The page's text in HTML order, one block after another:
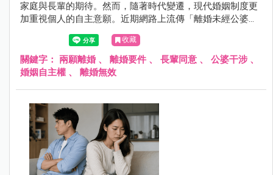
家庭與長輩的期待。然而，隨著時代變遷，現代婚姻制度更
加重視個人的自主意願。近期網路上流傳「離婚未經公婆同
意，因此離婚無效」的討論，引發許多人關注與爭議。究竟
婚姻的成立與結束，是否真的需要經過父母或長輩同意？從
法律角度來看，婚姻關係又是如何規範呢？
收藏
關鍵字： 兩願離婚 、 離婚要件 、 長輩同意 、 公婆干涉 、
婚姻自主權 、 離婚無效